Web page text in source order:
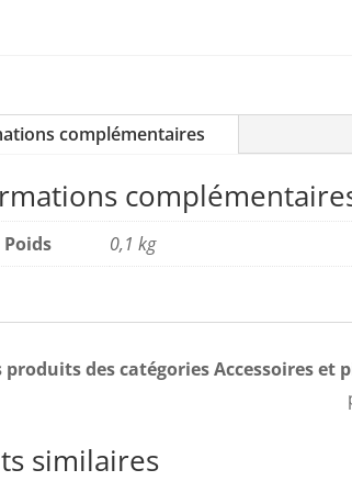
complémentaires
Poids 0,1 kg
produits des catégories Accessoires et
similaires